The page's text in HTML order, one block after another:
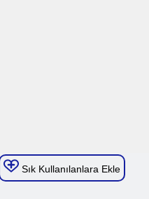
Sık Kullanılanlara Ekle